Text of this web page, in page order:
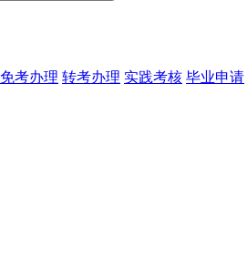
免考办理 转考办理 实践考核 毕业申请